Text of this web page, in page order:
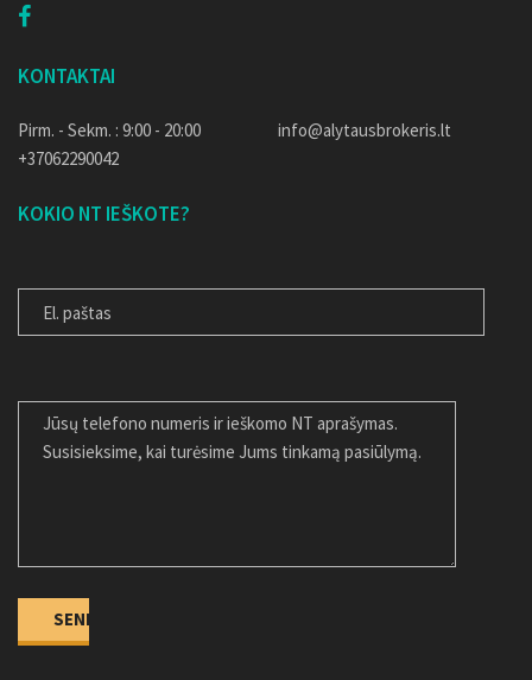
KONTAKTAI
Pirm. - Sekm. : 9:00 - 20:00
+37062290042
info@alytausbrokeris.lt
KOKIO NT IEŠKOTE?